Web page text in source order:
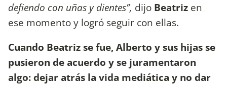
defiendo con uñas y dientes”, dijo Beatriz en
ese momento y logró seguir con ellas.
Cuando Beatriz se fue, Alberto y sus hijas se
pusieron de acuerdo y se juramentaron
algo: dejar atrás la vida mediática y no dar